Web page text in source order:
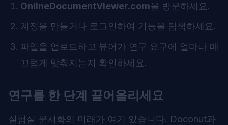
OnlineDocumentViewer.com을 방문하세요.
계정을 만들거나 로그인하여 기능을 탐색하세요.
파일을 업로드하고 뷰어가 연구 요구에 얼마나 매
끄럽게 맞춰지는지 확인하세요.
연구를 한 단계 끌어올리세요
실험실 문서화의 미래가 여기 있습니다. Doconut과